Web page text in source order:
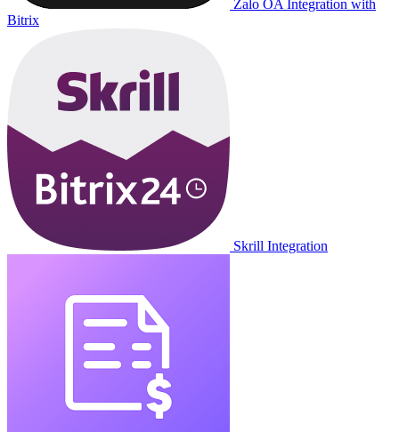
Zalo OA Integration with
Bitrix
Skrill Integration